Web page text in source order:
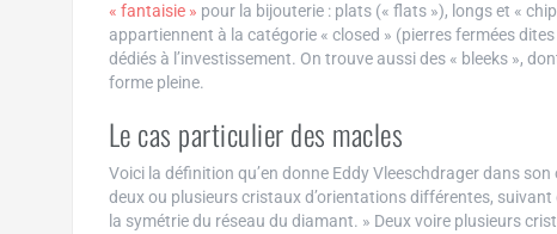
« fantaisie » pour la bijouterie : plats (« flats »), longs et «
appartiennent à la catégorie « closed » (pierres fermées
dédiés à l’investissement. On trouve aussi des « bleeks »,
forme pleine.
Le cas particulier des macles
Voici la définition qu’en donne Eddy Vleeschdrager dans son
deux ou plusieurs cristaux d’orientations différentes,
la symétrie du réseau du diamant. » Deux voire plusieurs